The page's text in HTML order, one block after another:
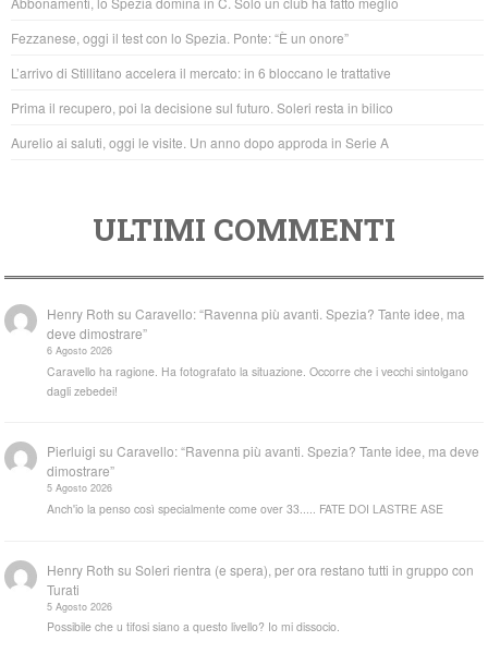
o
o
k
p
p
Fezzanese, oggi il test con lo Spezia. Ponte: “È un onore”
L’arrivo di Stillitano accelera il mercato: in 6 bloccano le trattative
Prima il recupero, poi la decisione sul futuro. Soleri resta in bilico
Aurelio ai saluti, oggi le visite. Un anno dopo approda in Serie A
ULTIMI COMMENTI
Henry Roth suCaravello: “Ravenna più avanti. Spezia? Tante idee, ma
deve dimostrare”
6 Agosto 2026
Caravello ha ragione. Ha fotografato la situazione. Occorre che i vecchi sintolgano
dagli zebedei!
Pierluigi suCaravello: “Ravenna più avanti. Spezia? Tante idee, ma deve
dimostrare”
5 Agosto 2026
Anch'io la penso così specialmente come over 33..... FATE DOI LASTRE ASE
Henry Roth suSoleri rientra (e spera), per ora restano tutti in gruppo con
Turati
5 Agosto 2026
Possibile che u tifosi siano a questo livello? Io mi dissocio.